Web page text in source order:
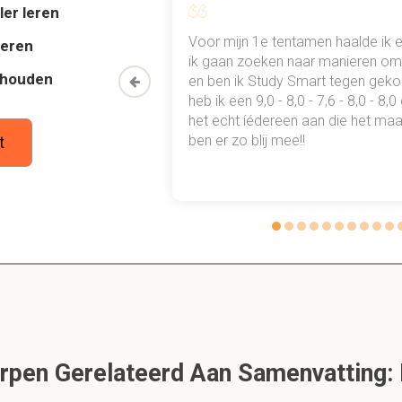
de epitheelcellen te bevorderen en butyraat dat door
voor de darmcellen.
welke bacterien in de microbiota groeien?
data van de verschillende soorten.
waarbij verschillende samples met elkaar worden
leren
mn
een heel
gewoon
Voor mijn 1e tentamen haalde ik
ik gaan zoeken naar manieren
en ben ik Study Smart tegen
heb ik een 9,0 - 8,0 - 7,6 - 8,0 -
het echt íédereen aan die het
ben er zo blij mee!!
Gerelateerd Aan Samenvatting: